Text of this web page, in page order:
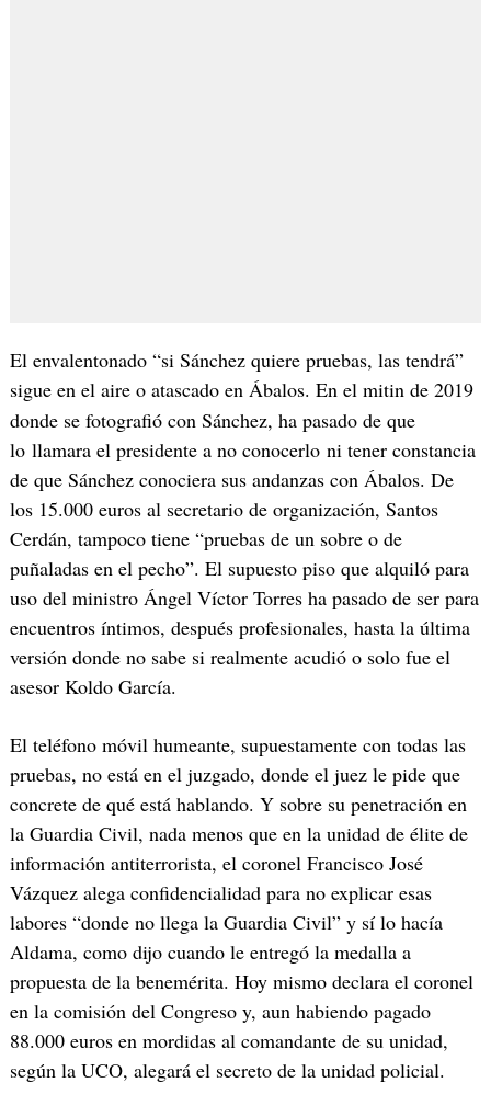
El envalentonado “si Sánchez quiere pruebas, las tendrá”
sigue en el aire o atascado en Ábalos. En el mitin de 2019
donde se fotografió con Sánchez, ha pasado de que
lo llamara el presidente a no conocerlo ni tener constancia
de que Sánchez conociera sus andanzas con Ábalos. De
los 15.000 euros al secretario de organización, Santos
Cerdán, tampoco tiene “pruebas de un sobre o de
puñaladas en el pecho”. El supuesto piso que alquiló para
uso del ministro Ángel Víctor Torres ha pasado de ser para
encuentros íntimos, después profesionales, hasta la última
versión donde no sabe si realmente acudió o solo fue el
asesor Koldo García.
El teléfono móvil humeante, supuestamente con todas las
pruebas, no está en el juzgado, donde el juez le pide que
concrete de qué está hablando. Y sobre su penetración en
la Guardia Civil, nada menos que en la unidad de élite de
información antiterrorista, el coronel Francisco José
Vázquez alega confidencialidad para no explicar esas
labores “donde no llega la Guardia Civil” y sí lo hacía
Aldama, como dijo cuando le entregó la medalla a
propuesta de la benemérita. Hoy mismo declara el coronel
en la comisión del Congreso y, aun habiendo pagado
88.000 euros en mordidas al comandante de su unidad,
según la UCO, alegará el secreto de la unidad policial.